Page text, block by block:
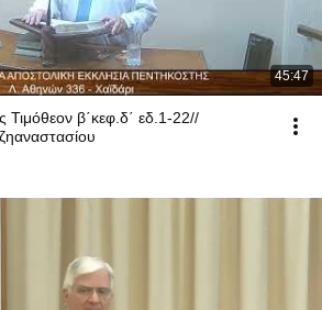
45:47
Τιμόθεον β΄κεφ.δ΄ εδ.1-22//